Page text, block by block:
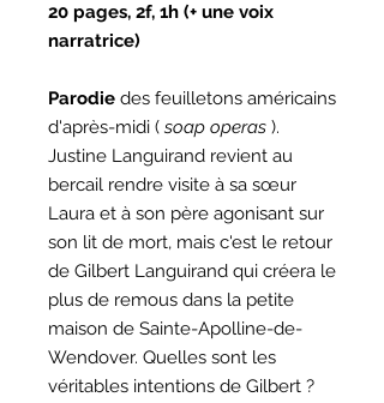
20 pages, 2f, 1h (+ une voix
narratrice)
Parodie des feuilletons américains
d'après-midi ( soap operas ).
Justine Languirand revient au
bercail rendre visite à sa sœur
Laura et à son père agonisant sur
son lit de mort, mais c'est le retour
de Gilbert Languirand qui créera le
plus de remous dans la petite
maison de Sainte-Apolline-de-
Wendover. Quelles sont les
véritables intentions de Gilbert ?